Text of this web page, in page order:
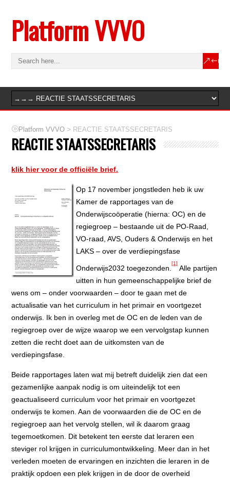
Platform VVVO
Platform VVVO > REACTIE STAATSSECRETARIS
REACTIE STAATSSECRETARIS
klik hier voor de officiële brief.
Op 17 november jongstleden heb ik uw
Kamer de rapportages van de
Onderwijscoöperatie (hierna: OC) en de
regiegroep – bestaande uit de PO-Raad,
VO-raad, AVS, Ouders & Onderwijs en het
LAKS – over de verdiepingsfase
Onderwijs2032 toegezonden.
[1]
Alle partijen
uitten in hun gemeenschappelijke brief de
wens om – onder voorwaarden – door te gaan met de
actualisatie van het curriculum in het primair en voortgezet
onderwijs. Ik ben in overleg met de OC en de leden van de
regiegroep over de wijze waarop we een vervolgstap kunnen
zetten die recht doet aan de uitkomsten van de
verdiepingsfase.
Beide rapportages laten wat mij betreft duidelijk zien dat een
gezamenlijke aanpak nodig is om uiteindelijk tot een
geactualiseerd curriculum voor het primair en voortgezet
onderwijs te komen. Aan de voorwaarden die de OC en de
regiegroep aan het vervolg stellen, wil ik daarom graag
tegemoetkomen. Dit betekent ten eerste dat leraren een
steviger rol krijgen in curriculumontwikkeling. Meer dan in het
verleden moeten de ervaringen en inzichten die leraren in de
praktijk opdoen een plek krijgen in de door de overheid